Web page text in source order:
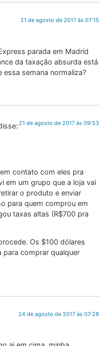
21 de agosto de 2017 às 07:15
parada em Madrid
da taxação absurda está
essa semana normaliza?
21 de agosto de 2017 às 09:53
contato com eles pra
em um grupo que a loja vai
o produto e enviar
para quem comprou em
taxas altas (R$700 pra
Os $100 dólares
para comprar qualquer
24 de agosto de 2017 às 07:28